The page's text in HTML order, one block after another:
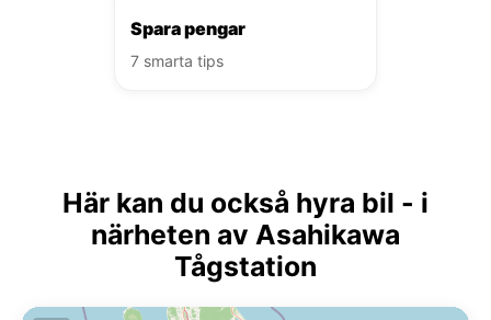
Spara pengar
7 smarta tips
Här kan du också hyra bil - i
närheten av Asahikawa
Tågstation